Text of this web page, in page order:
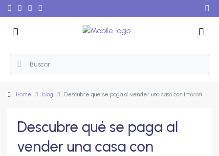
Home blog Descubre qué se paga al vender una casa con Imorari
Descubre qué se paga al
vender una casa con